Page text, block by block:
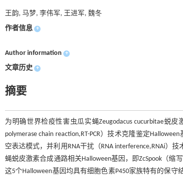
王韵, 马梦, 李伟军, 王进军, 魏冬
作者信息 +
Author information +
文章历史 +
摘要
为明确世界检疫性害虫瓜实蝇Zeugodacus cucurbitae蜕
polymerase chain reaction,RT-PCR）技术克隆鉴定
空表达模式，并利用RNA干扰（RNA interference,RNAi）
蝇蜕皮激素合成通路相关Halloween基因，即ZcSpook（缩写
这5个Halloween基因均具有细胞色素P450家族特有的保